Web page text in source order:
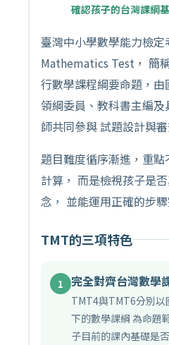
確認孩子的台灣課綱
臺灣中小學數學能力檢
Mathematics Test， 簡
行數學課程綱要命題，
領綱委員、教科書主編
師共同參與 試題設計與審
題目難度循序漸進，重
計算， 而是檢視孩子是
念， 並能運用正確的步
TMT的三項特色
1 完全對齊台灣數學
TMT4與TMT6分別以
下的數學課綱 為命題
子目前的課內基礎是